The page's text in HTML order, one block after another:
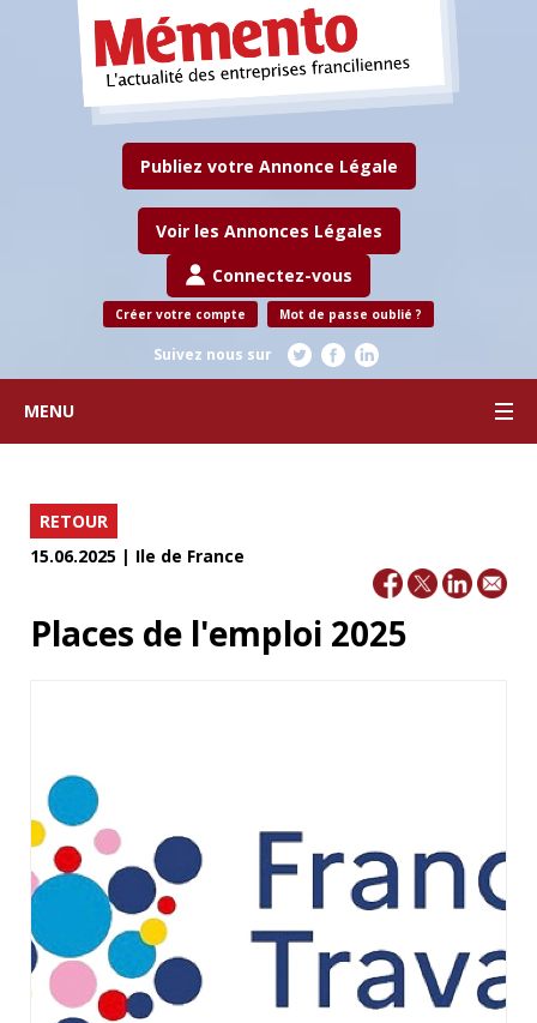
Publiez votre Annonce Légale
Voir les Annonces Légales
Connectez-vous
Créer votre compte Mot de passe oublié ?
Suivez nous sur
MENU
RETOUR
15.06.2025 | Ile de France
Places de l'emploi 2025